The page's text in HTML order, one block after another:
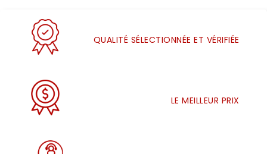
QUALITÉ SÉLECTIONNÉE ET VÉRIFIÉE
LE MEILLEUR PRIX